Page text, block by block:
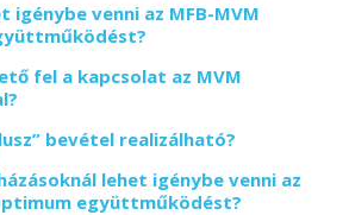
igénybe venni az MFB-MVM
fel a kapcsolat az MVM
bevétel realizálható?
lehet igénybe venni az
együttműködést?